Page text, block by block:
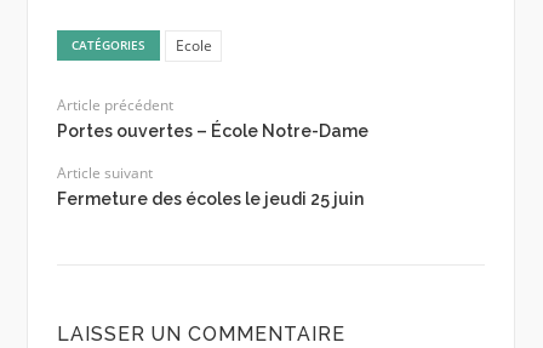
CATÉGORIES Ecole
Article précédent
Portes ouvertes – École Notre-Dame
Article suivant
Fermeture des écoles le jeudi 25 juin
LAISSER UN COMMENTAIRE